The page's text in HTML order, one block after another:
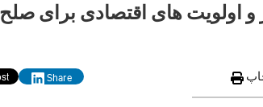
اولویت های اقتصادی برای صلح
Share